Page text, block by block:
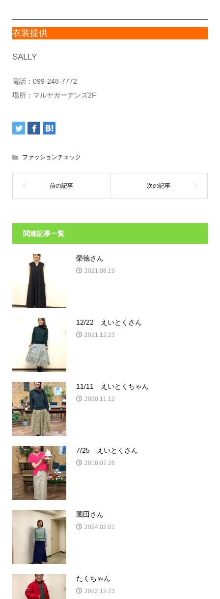
衣装提供
SALLY
電話：099-248-7772
場所：マルヤガーデンズ2F
ファッションチェック
関連記事一覧
榮徳さん
2021.08.19
12/22 えいとくさん
2021.12.23
11/11 えいとくちゃん
2020.11.12
7/25 えいとくさん
2018.07.26
薗田さん
2024.02.01
たくちゃん
2022.12.23